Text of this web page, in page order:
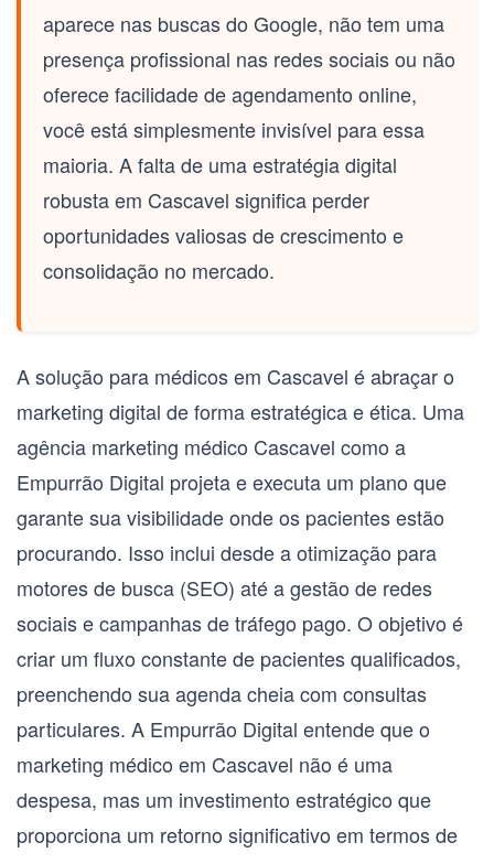
aparece nas buscas do Google, não tem uma
presença profissional nas redes sociais ou não
oferece facilidade de agendamento online,
você está simplesmente invisível para essa
maioria. A falta de uma estratégia digital
robusta em Cascavel significa perder
oportunidades valiosas de crescimento e
consolidação no mercado.
A solução para médicos em Cascavel é abraçar o
marketing digital de forma estratégica e ética. Uma
agência marketing médico Cascavel como a
Empurrão Digital projeta e executa um plano que
garante sua visibilidade onde os pacientes estão
procurando. Isso inclui desde a otimização para
motores de busca (SEO) até a gestão de redes
sociais e campanhas de tráfego pago. O objetivo é
criar um fluxo constante de pacientes qualificados,
preenchendo suaagenda cheiacom consultas
particulares. A Empurrão Digital entende que o
marketing médico em Cascavel não é uma
despesa, mas um investimento estratégico que
proporciona um retorno significativo em termos de